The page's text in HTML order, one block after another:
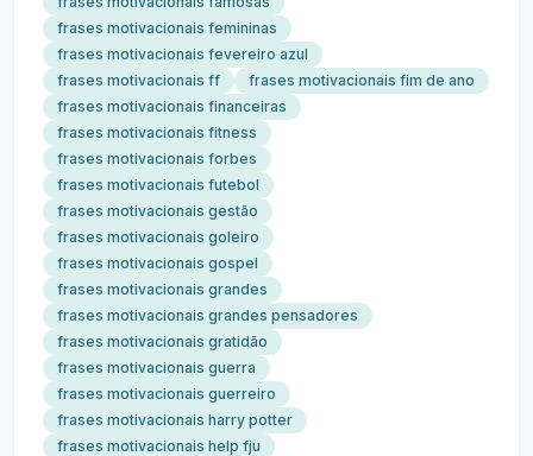
frases motivacionais femininas
frases motivacionais fevereiro azul
frases motivacionais ff
frases motivacionais fim de ano
frases motivacionais financeiras
frases motivacionais fitness
frases motivacionais forbes
frases motivacionais futebol
frases motivacionais gestão
frases motivacionais goleiro
frases motivacionais gospel
frases motivacionais grandes
frases motivacionais grandes pensadores
frases motivacionais gratidão
frases motivacionais guerra
frases motivacionais guerreiro
frases motivacionais harry potter
frases motivacionais help fju